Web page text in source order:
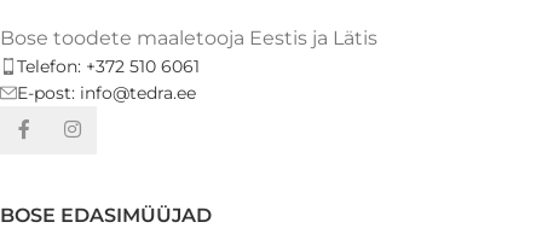
Bose toodete maaletooja Eestis ja Lätis
Telefon: +372 510 6061
E-post: info@tedra.ee
BOSE EDASIMÜÜJAD